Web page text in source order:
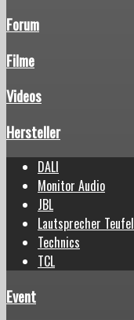
Forum
Filme
Videos
Hersteller
DALI
Monitor Audio
JBL
Lautsprecher Teufel
Technics
TCL
Event